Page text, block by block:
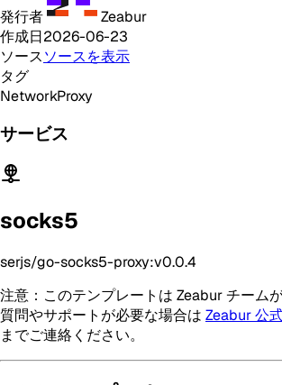
発行者
Zeabur
作成日2026-06-23
ソースソースを表示
タグ
NetworkProxy
サービス
socks5
serjs/go-socks5-proxy:v0.0.4
注意：このテンプレートは Zeabur チーム
質問やサポートが必要な場合は Zeabur 公
までご連絡ください。